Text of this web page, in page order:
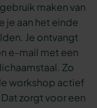
maken van
je aan het einde
Je ontvangt
e-mail met een
Zo
workshop actief
zorgt voor een